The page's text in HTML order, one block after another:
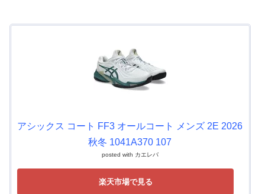
アシックス コート FF3 オールコート メンズ 2E 2026
秋冬 1041A370 107
posted with カエレバ
楽天市場で見る